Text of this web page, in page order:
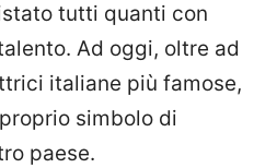
tutti quanti con
Ad oggi, oltre ad
italiane più famose,
simbolo di
paese.